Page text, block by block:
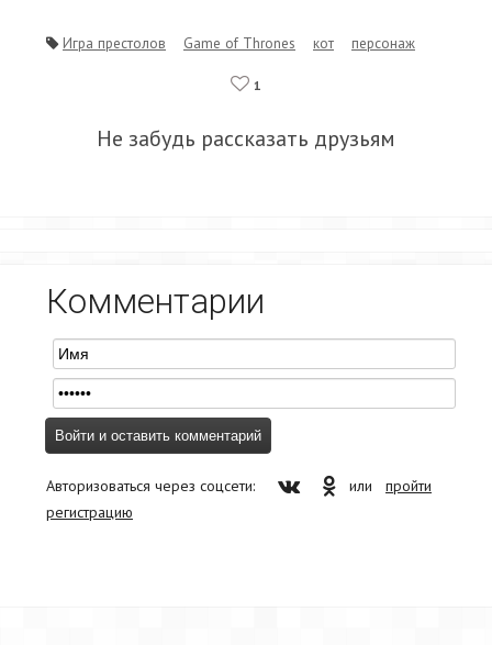
Игра престолов Game of Thrones кот персонаж
1
Не забудь рассказать друзьям
Комментарии
Авторизоваться через соцсети: или пройти
регистрацию